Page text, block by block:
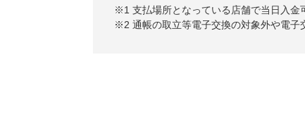
※1 支払場所となっている店舗で当日入金
※2 通帳の取立等電子交換の対象外や電子